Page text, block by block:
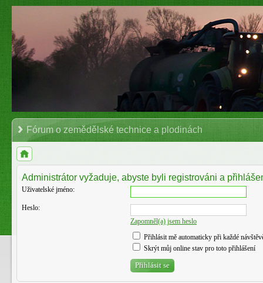
Fórum o zemědělské technice a plodinách
Administrátor vyžaduje, abyste byli registrováni a
Uživatelské jméno:
Heslo:
Zapomněl(a) jsem heslo
Přihlásit mě automaticky při každé
Skrýt můj online stav pro toto přihlášení